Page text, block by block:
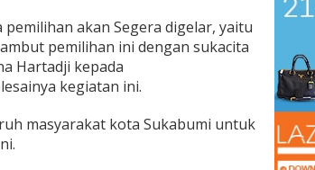
akan Segera digelar, yaitu
pemilihan ini dengan sukacita
Hartadji kepada
kegiatan ini.
masyarakat kota Sukabumi untuk